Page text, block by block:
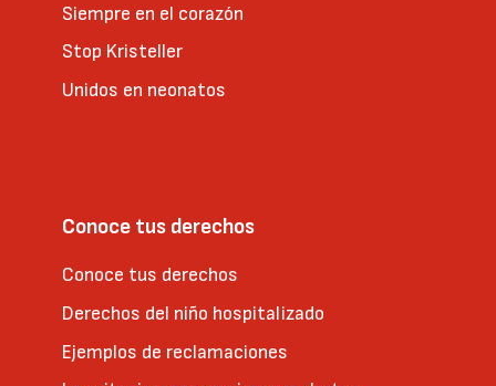
Siempre en el corazón
Stop Kristeller
Unidos en neonatos
Conoce tus derechos
Conoce tus derechos
Derechos del niño hospitalizado
Ejemplos de reclamaciones